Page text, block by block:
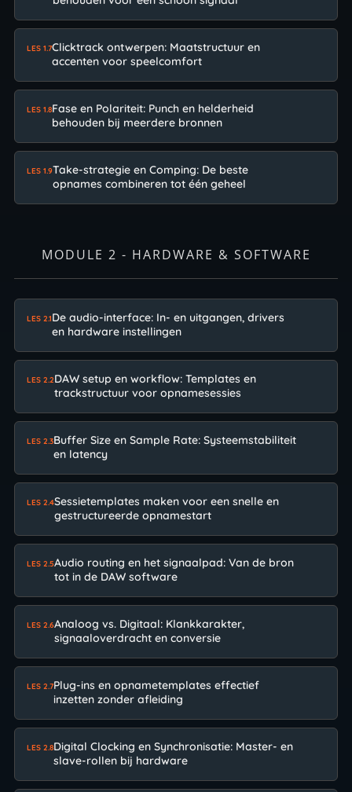
LES 1.7Clicktrack ontwerpen: Maatstructuur en
accenten voor speelcomfort
LES 1.8Fase en Polariteit: Punch en helderheid
behouden bij meerdere bronnen
LES 1.9Take-strategie en Comping: De beste
opnames combineren tot één geheel
MODULE 2 - HARDWARE & SOFTWARE
LES 2.1De audio-interface: In- en uitgangen, drivers
en hardware instellingen
LES 2.2DAW setup en workflow: Templates en
trackstructuur voor opnamesessies
LES 2.3Buffer Size en Sample Rate: Systeemstabiliteit
en latency
LES 2.4Sessietemplates maken voor een snelle en
gestructureerde opnamestart
LES 2.5Audio routing en het signaalpad: Van de bron
tot in de DAW software
LES 2.6Analoog vs. Digitaal: Klankkarakter,
signaaloverdracht en conversie
LES 2.7Plug-ins en opnametemplates effectief
inzetten zonder afleiding
LES 2.8Digital Clocking en Synchronisatie: Master- en
slave-rollen bij hardware